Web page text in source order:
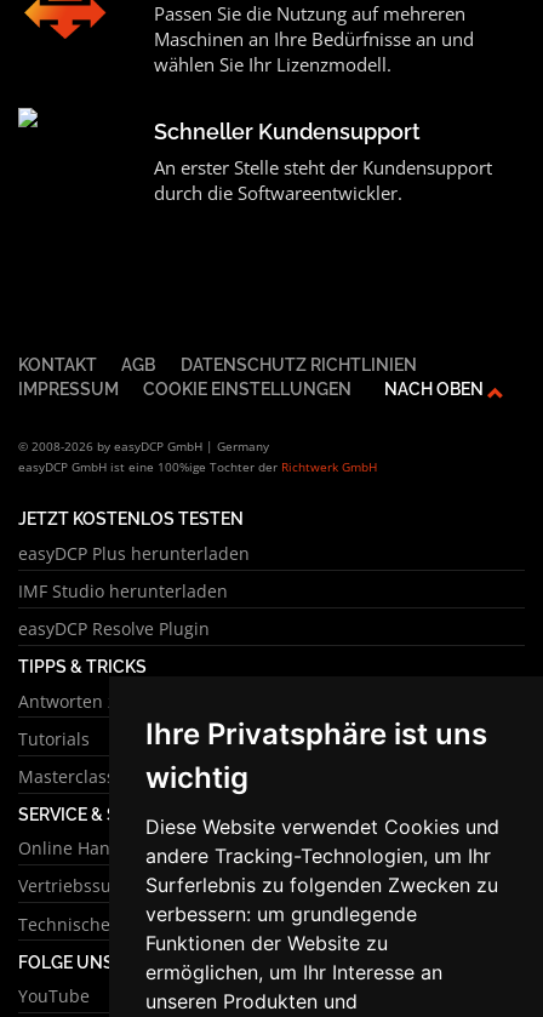
Ihre Privatsphäre ist uns
wichtig
Diese Website verwendet Cookies und
andere Tracking-Technologien, um Ihr
Surferlebnis zu folgenden Zwecken zu
verbessern: um grundlegende
Funktionen der Website zu
ermöglichen, um Ihr Interesse an
unseren Produkten und
Passen Sie die Nutzung auf mehreren
Maschinen an Ihre Bedürfnisse an und
wählen Sie Ihr Lizenzmodell.
Schneller Kundensupport
An erster Stelle steht der Kundensupport
durch die Softwareentwickler.
KONTAKT AGB
DATENSCHUTZ RICHTLINIEN
IMPRESSUM
COOKIE EINSTELLUNGEN NACH OBEN
© 2008-2026 by easyDCP GmbH | Germany
easyDCP GmbH ist eine 100%ige Tochter der Richtwerk GmbH
JETZT KOSTENLOS TESTEN
easyDCP Plus herunterladen
IMF Studio herunterladen
easyDCP Resolve Plugin
TIPPS & TRICKS
Antworten zu häufigen Fragen
Tutorials
Masterclass
SERVICE & SUPPORT
Online Handbuch
Vertriebssupport
Technischer Support
FOLGE UNS
YouTube